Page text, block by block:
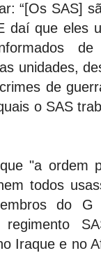
“[Os SAS]
daí que eles
unidades,
de
o SAS
"a ordem
todos
do G
Iraque e no